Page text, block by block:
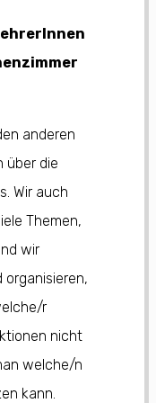
anderen
über die
Wir auch
Themen,
wir
organisieren,
r
nicht
welche/n
kann.